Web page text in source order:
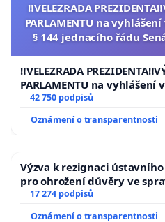
‼️VELEZRADA
PARLAMENTU na
§ 144 jednacího řádu
‼️VELEZRADA
PARLAMENTU na
144 jednacího řádu Senátu
usnesení k podání ústavní
republiky
42 750 podpisů
Oznámení o transparentnosti
Výzva k rezignaci ústavního
pro ohrožení důvěry ve
17 274 podpisů
Oznámení o transparentnosti